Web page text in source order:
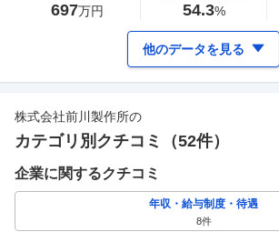
697万円 54.3%
他のデータを見る
株式会社前川製作所の
カテゴリ別クチコミ（52件）
企業に関するクチコミ
年収・給与制度・待遇
8件